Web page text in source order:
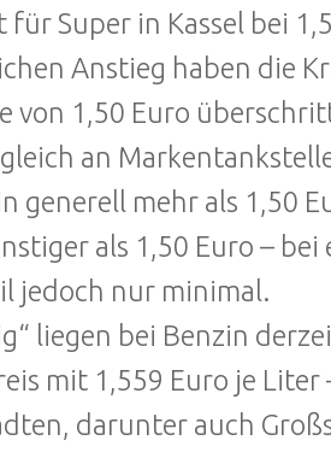
für Super in Kassel bei
Anstieg haben die
von 1,50 Euro
an
generell mehr als 1,50
als 1,50 Euro –
jedoch nur minimal.
liegen bei Benzin
mit 1,559 Euro je
darunter auch